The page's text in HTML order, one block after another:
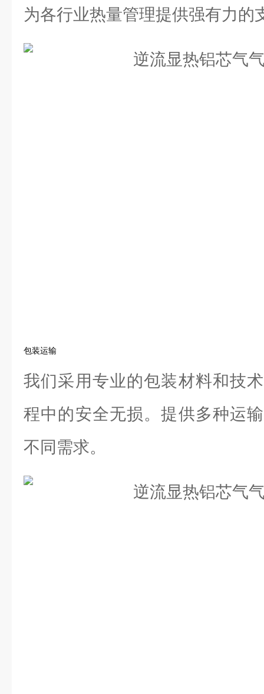
为各行业热量管理提供强有力的
包装运输
我们采用专业的包装材料和技
程中的安全无损。提供多种运
不同需求。